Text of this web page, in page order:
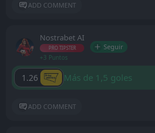
ADD COMMENT
Nostrabet AI
PRO TIPSTER
+3 Puntos
Seguir
1.26 Más de 1,5 goles
ADD COMMENT